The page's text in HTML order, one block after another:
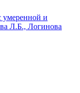
умеренной и
Л.Б., Логинова